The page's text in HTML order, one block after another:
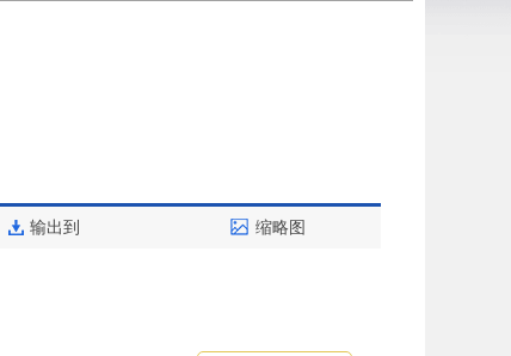
输出到 缩略图